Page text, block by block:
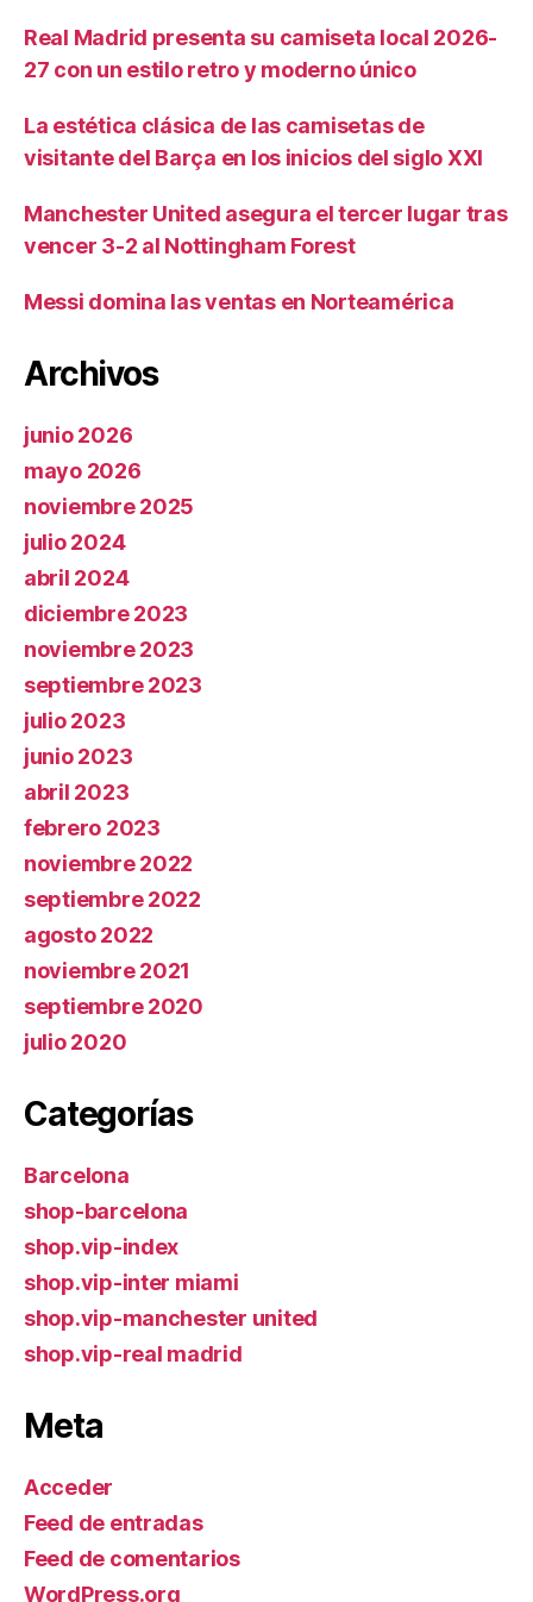
Real Madrid presenta su camiseta local 2026-
27 con un estilo retro y moderno único
La estética clásica de las camisetas de
visitante del Barça en los inicios del siglo XXI
Manchester United asegura el tercer lugar tras
vencer 3-2 al Nottingham Forest
Messi domina las ventas en Norteamérica
Archivos
junio 2026
mayo 2026
noviembre 2025
julio 2024
abril 2024
diciembre 2023
noviembre 2023
septiembre 2023
julio 2023
junio 2023
abril 2023
febrero 2023
noviembre 2022
septiembre 2022
agosto 2022
noviembre 2021
septiembre 2020
julio 2020
Categorías
Barcelona
shop-barcelona
shop.vip-index
shop.vip-inter miami
shop.vip-manchester united
shop.vip-real madrid
Meta
Acceder
Feed de entradas
Feed de comentarios
WordPress.org